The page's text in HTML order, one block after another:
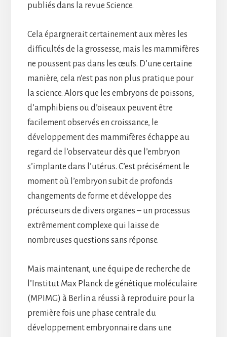
publiés dans la revue Science.
Cela épargnerait certainement aux mères les
difficultés de la grossesse, mais les mammifères
ne poussent pas dans les œufs. D’une certaine
manière, cela n’est pas non plus pratique pour
la science. Alors que les embryons de poissons,
d’amphibiens ou d’oiseaux peuvent être
facilement observés en croissance, le
développement des mammifères échappe au
regard de l’observateur dès que l’embryon
s’implante dans l’utérus. C’est précisément le
moment où l’embryon subit de profonds
changements de forme et développe des
précurseurs de divers organes – un processus
extrêmement complexe qui laisse de
nombreuses questions sans réponse.
Mais maintenant, une équipe de recherche de
l’Institut Max Planck de génétique moléculaire
(MPIMG) à Berlin a réussi à reproduire pour la
première fois une phase centrale du
développement embryonnaire dans une